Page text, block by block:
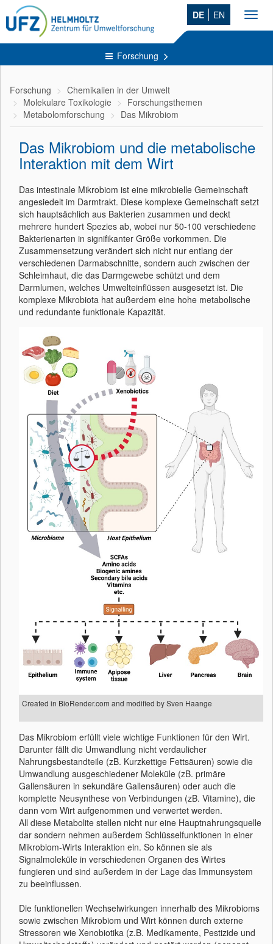
DE EN
Forschung
Forschung
Chemikalien in der Umwelt
Molekulare Toxikologie
Forschungsthemen
Metabolomforschung
Das Mikrobiom
Das Mikrobiom und die metabolische
Interaktion mit dem Wirt
Das intestinale Mikrobiom ist eine mikrobielle Gemeinschaft
angesiedelt im Darmtrakt. Diese komplexe Gemeinschaft setzt
sich hauptsächlich aus Bakterien zusammen und deckt
mehrere hundert Spezies ab, wobei nur 50-100 verschiedene
Bakterienarten in signifikanter Größe vorkommen. Die
Zusammensetzung verändert sich nicht nur entlang der
verschiedenen Darmabschnitte, sondern auch zwischen der
Schleimhaut, die das Darmgewebe schützt und dem
Darmlumen, welches Umwelteinflüssen ausgesetzt ist. Die
komplexe Mikrobiota hat außerdem eine hohe metabolische
und redundante funktionale Kapazität.
Created in BioRender.com and modified by Sven Haange
Das Mikrobiom erfüllt viele wichtige Funktionen für den Wirt.
Darunter fällt die Umwandlung nicht verdaulicher
Nahrungsbestandteile (zB. Kurzkettige Fettsäuren) sowie die
Umwandlung ausgeschiedener Moleküle (zB. primäre
Gallensäuren in sekundäre Gallensäuren) oder auch die
komplette Neusynthese von Verbindungen (zB. Vitamine), die
dann vom Wirt aufgenommen und verwertet werden.
All diese Metabolite stellen nicht nur eine Hauptnahrungsquelle
dar sondern nehmen außerdem Schlüsselfunktionen in einer
Mikrobiom-Wirts Interaktion ein. So können sie als
Signalmoleküle in verschiedenen Organen des Wirtes
fungieren und sind außerdem in der Lage das Immunsystem
zu beeinflussen.
Die funktionellen Wechselwirkungen innerhalb des Mikrobioms
sowie zwischen Mikrobiom und Wirt können durch externe
Stressoren wie Xenobiotika (z.B. Medikamente, Pestizide und